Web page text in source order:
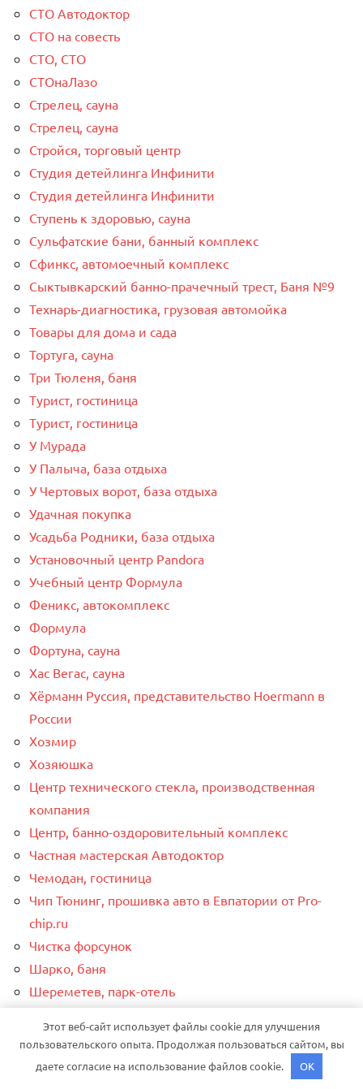
СТО Автодоктор
СТО на совесть
СТО, СТО
СТОнаЛазо
Стрелец, сауна
Стрелец, сауна
Стройся, торговый центр
Студия детейлинга Инфинити
Студия детейлинга Инфинити
Ступень к здоровью, сауна
Сульфатские бани, банный комплекс
Сфинкс, автомоечный комплекс
Сыктывкарский банно-прачечный трест, Баня №9
Технарь-диагностика, грузовая автомойка
Товары для дома и сада
Тортуга, сауна
Три Тюленя, баня
Турист, гостиница
Турист, гостиница
У Мурада
У Палыча, база отдыха
У Чертовых ворот, база отдыха
Удачная покупка
Усадьба Родники, база отдыха
Установочный центр Pandora
Учебный центр Формула
Феникс, автокомплекс
Формула
Фортуна, сауна
Хас Вегас, сауна
Хёрманн Руссия, представительство Hoermann в
России
Хозмир
Хозяюшка
Центр технического стекла, производственная
компания
Центр, банно-оздоровительный комплекс
Частная мастерская Автодоктор
Чемодан, гостиница
Чип Тюнинг, прошивка авто в Евпатории от Pro-
chip.ru
Чистка форсунок
Шарко, баня
Шереметев, парк-отель
Этот веб-сайт использует файлы cookie для улучшения
пользовательского опыта. Продолжая пользоваться сайтом, вы
даете согласие на использование файлов cookie.
OK